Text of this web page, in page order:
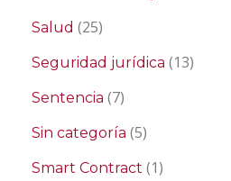
Salud (25)
Seguridad jurídica (13)
Sentencia (7)
Sin categoría (5)
Smart Contract (1)